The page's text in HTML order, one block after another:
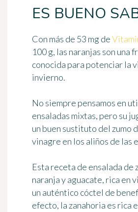
ES BUENO
Con más de 53 mg de
100 g, las naranjas son una
conocida para potenciar la
invierno.
No siempre pensamos en
ensaladas mixtas, pero su
un buen sustituto del zumo
vinagre en los aliños de las
Esta receta de ensalada de
naranja y aguacate, rica en
un auténtico cóctel de
efecto, la zanahoria es rica